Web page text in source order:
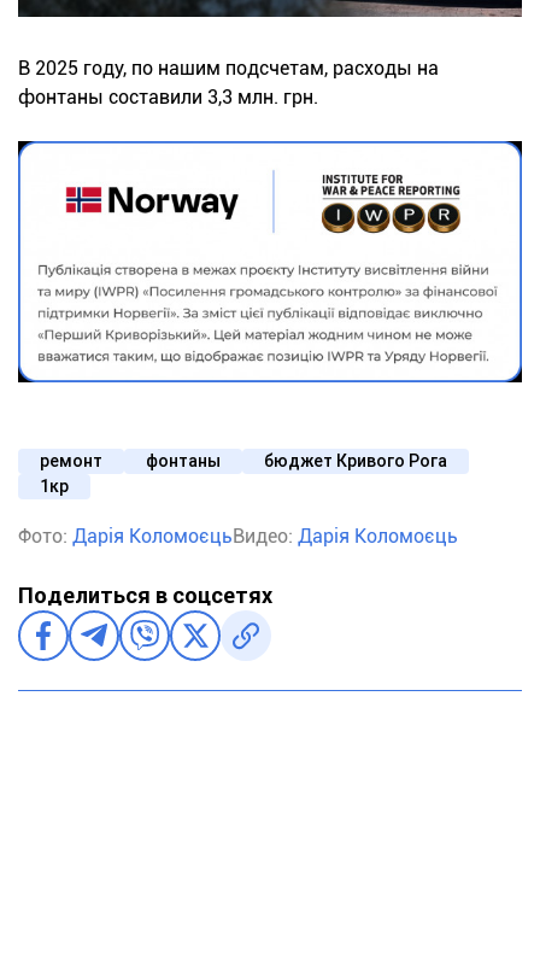
В 2025 году, по нашим подсчетам, расходы на
фонтаны составили 3,3 млн. грн.
ремонт фонтаны
бюджет Кривого Рога
1кр
Фото: Дарія КоломоєцьВидео: Дарія Коломоєць
Поделиться в соцсетях